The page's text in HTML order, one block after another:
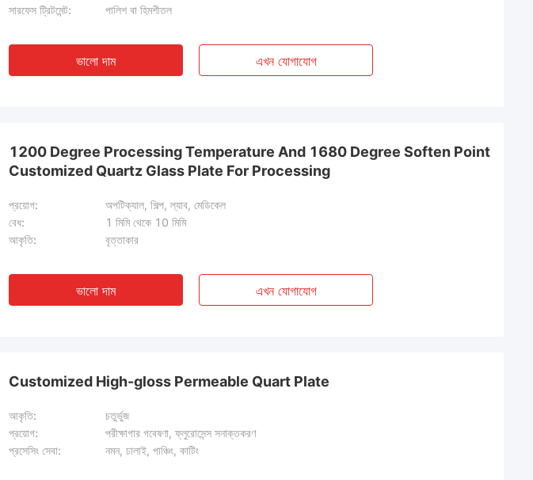
সারফেস ট্রিটমেন্ট:
পালিশ বা হিমশীতল
ভালো দাম এখন যোগাযোগ
1200 Degree Processing Temperature And 1680 Degree Soften Point
Customized Quartz Glass Plate For Processing
প্রয়োগ:
অপটিক্যাল, শিল্প, ল্যাব, মেডিকেল
বেধ:
1 মিমি থেকে 10 মিমি
আকৃতি:
বৃত্তাকার
ভালো দাম এখন যোগাযোগ
Customized High-gloss Permeable Quart Plate
আকৃতি:
চতুর্ভুজ
প্রয়োগ:
পরীক্ষাগার গবেষণা, ফ্লুরোসেন্স সনাক্তকরণ
প্রসেসিং সেবা:
নমন, ঢালাই, পাঞ্চিং, কাটিং